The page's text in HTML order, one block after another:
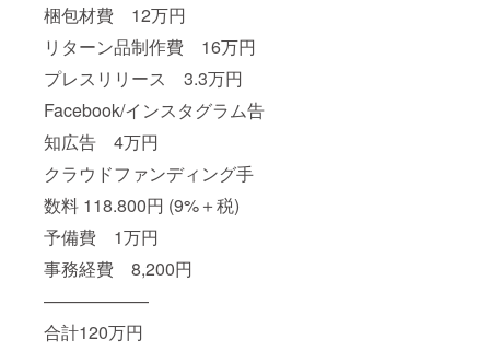
梱包材費 12万円
リターン品制作費 16万円
プレスリリース 3.3万円
Facebook/インスタグラム告
知広告 4万円
クラウドファンディング手
数料 118.800円 (9%＋税)
予備費 1万円
事務経費 8,200円
——————
合計120万円